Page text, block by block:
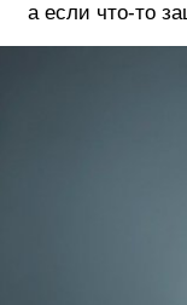
а если что-то